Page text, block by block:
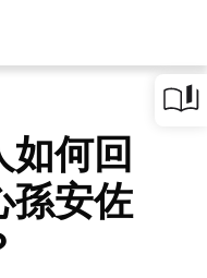
如何回
孫安佐